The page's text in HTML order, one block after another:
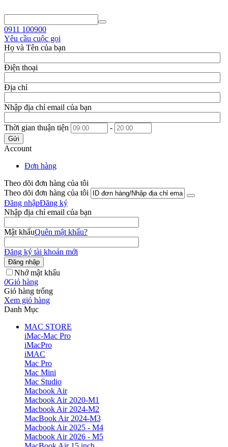
0911 100900
Yêu cầu cuộc gọi
Họ và Tên của bạn
Điện thoại
Địa chỉ
Nhập địa chỉ email của bạn
Thời gian thuận tiện -
Gửi
Account
Đơn hàng
Theo dõi đơn hàng của tôi
Theo dõi đơn hàng của tôi
Đăng nhậpĐăng ký
Nhập địa chỉ email của bạn
Mật khẩuQuên mật khẩu?
Đăng ký tài khoản mới
Đăng nhập
Nhớ mật khẩu
0Giỏ hàng
Giỏ hàng trống
Xem giỏ hàng
Danh Mục
MAC STORE
iMac-Mac Pro
iMacPro
iMAC
Mac Pro
Mac Mini
Mac Studio
Macbook Air
Macbook Air 2020-M1
Macbook Air 2024-M2
MacBook Air 2024-M3
Macbook Air 2025 - M4
Macbook Air 2026 - M5